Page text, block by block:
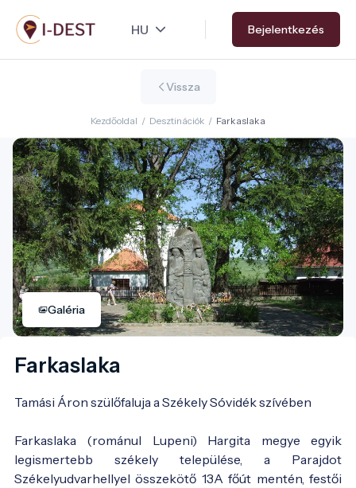
Ugrás
a
tartalomra
Bejelentkezés
Vissza
Kezdőoldal / Desztinációk / Farkaslaka
Galéria
Farkaslaka
Tamási Áron szülőfaluja a Székely Sóvidék szívében
Farkaslaka (románul Lupeni) Hargita megye egyik
legismertebb székely települése, a Parajdot
Székelyudvarhellyel összekötő 13A főút mentén, festői